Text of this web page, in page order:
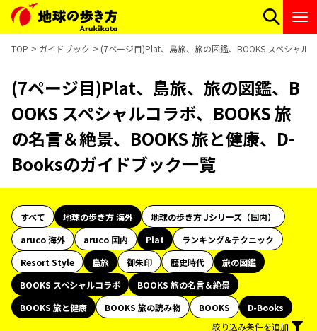
TOP ガイドブック (7ページ目)Plat、島旅、旅の図鑑、BOOKS スペシャル
(7ページ目)Plat、島旅、旅の図鑑、B
OOKS スペシャルコラボ、BOOKS 旅
の名言＆絶景、BOOKS 旅と健康、D-
Booksのガイドブック一覧
すべて 地球の歩き方 海外
地球の歩き方 Jシリーズ（国内）
aruco 海外
aruco 国内 Plat
ランキング&テクニック
Resort Style
島旅 御朱印 歴史時代
旅の図鑑
BOOKS スペシャルコラボ
BOOKS 旅の名言＆絶景
BOOKS 旅と健康
BOOKS 旅の読み物 BOOKS
D-Books
絞り込み条件を追加